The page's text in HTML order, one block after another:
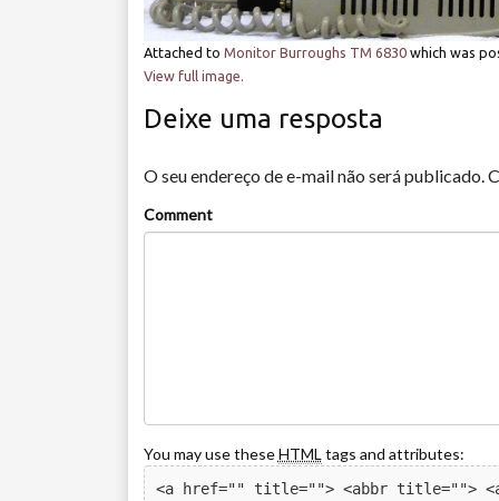
Attached to Monitor Burroughs TM 6830which was
View full image.
Deixe uma resposta
O seu endereço de e-mail não será publicado.
Comment
You may use theseHTML tags and attributes:
<a href="" title=""> <abbr title="">